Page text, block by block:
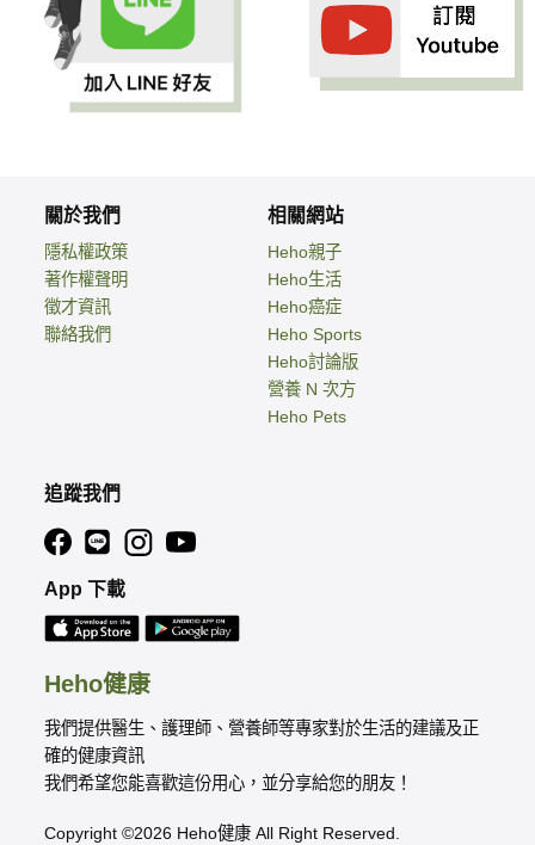
Heho健康
我們提供醫生、護理師、營養師等專家對於生活的建議及正
確的健康資訊
我們希望您能喜歡這份用心，並分享給您的朋友！
Copyright ©2026 Heho健康 All Right Reserved.
關於我們
隱私權政策
著作權聲明
徵才資訊
聯絡我們
相關網站
Heho親子
Heho生活
Heho癌症
Heho Sports
Heho討論版
營養 N 次方
Heho Pets
追蹤我們
App 下載